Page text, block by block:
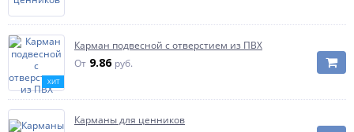
ХИТ
Карман подвесной с отверстием из ПВХ
От 9.86 руб.
Карманы для ценников